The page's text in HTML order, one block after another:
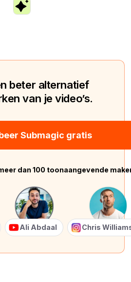
beter alternatief
van je video’s.
Submagic gratis
dan 100 toonaangevende
Ali Abdaal Chris